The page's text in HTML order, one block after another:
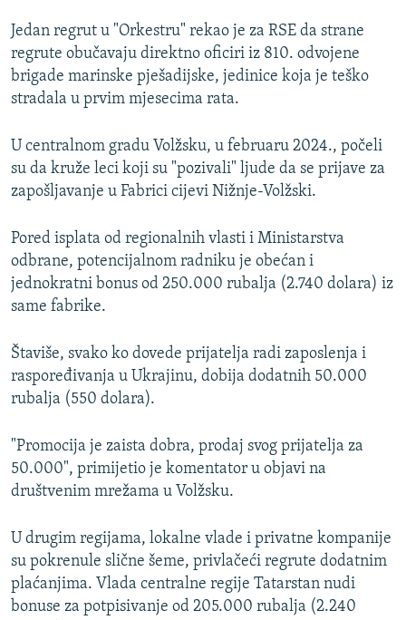
Jedan regrut u "Orkestru" rekao je za RSE da strane
regrute obučavaju direktno oficiri iz 810. odvojene
brigade marinske pješadijske, jedinice koja je teško
stradala u prvim mjesecima rata.
U centralnom gradu Volžsku, u februaru 2024., počeli
su da kruže leci koji su "pozivali" ljude da se prijave za
zapošljavanje u Fabrici cijevi Nižnje-Volžski.
Pored isplata od regionalnih vlasti i Ministarstva
odbrane, potencijalnom radniku je obećan i
jednokratni bonus od 250.000 rubalja (2.740 dolara) iz
same fabrike.
Štaviše, svako ko dovede prijatelja radi zaposlenja i
raspoređivanja u Ukrajinu, dobija dodatnih 50.000
rubalja (550 dolara).
"Promocija je zaista dobra, prodaj svog prijatelja za
50.000", primijetio je komentator u objavi na
društvenim mrežama u Volžsku.
U drugim regijama, lokalne vlade i privatne kompanije
su pokrenule slične šeme, privlačeći regrute dodatnim
plaćanjima. Vlada centralne regije Tatarstan nudi
bonuse za potpisivanje od 205.000 rubalja (2.240